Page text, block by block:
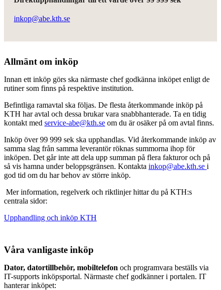
inkop@abe.kth.se
Allmänt om inköp
Innan ett inköp görs ska närmaste chef godkänna inköpet enligt de
rutiner som finns på respektive institution.
Befintliga ramavtal ska följas. De flesta återkommande inköp på
KTH har avtal och dessa brukar vara snabbhanterade. Ta en tidig
kontakt med service-abe@kth.se om du är osäker på om avtal finns.
Inköp över 99 999 sek ska upphandlas. Vid återkommande inköp av
samma slag från samma leverantör röknas summorna ihop för
inköpen. Det går inte att dela upp summan på flera fakturor och på
så vis hamna under beloppsgränsen. Kontakta inkop@abe.kth.se i
god tid om du har behov av större inköp.
Mer information, regelverk och riktlinjer hittar du på KTH:s
centrala sidor:
Upphandling och inköp KTH
Våra vanligaste inköp
Dator, datortillbehör, mobiltelefon och programvara beställs via
IT-supports inköpsportal. Närmaste chef godkänner i portalen. IT
hanterar inköpet: